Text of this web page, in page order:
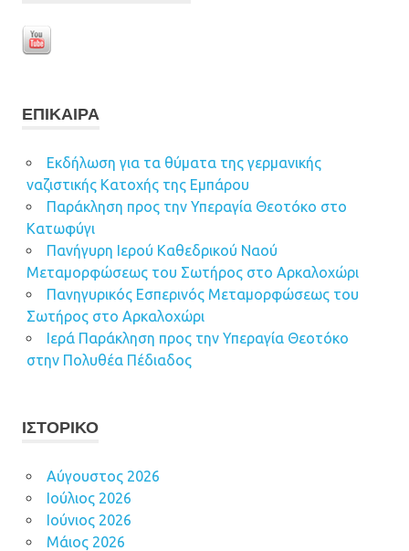
ΕΠΊΚΑΙΡΑ
Εκδήλωση για τα θύματα της γερμανικής
ναζιστικής Κατοχής της Εμπάρου
Παράκληση προς την Υπεραγία Θεοτόκο στο
Κατωφύγι
Πανήγυρη Ιερού Καθεδρικού Ναού
Μεταμορφώσεως του Σωτήρος στο Αρκαλοχώρι
Πανηγυρικός Εσπερινός Μεταμορφώσεως του
Σωτήρος στο Αρκαλοχώρι
Ιερά Παράκληση προς την Υπεραγία Θεοτόκο
στην Πολυθέα Πέδιαδος
ΙΣΤΟΡΙΚΌ
Αύγουστος 2026
Ιούλιος 2026
Ιούνιος 2026
Μάιος 2026